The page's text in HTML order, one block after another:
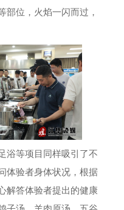
部位，火焰一闪而过，
浴等项目同样吸引了不
体验者身体状况，根据
解答体验者提出的健康